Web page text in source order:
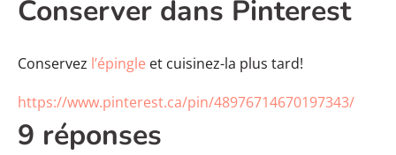
Conserver dans Pinterest
Conservez l’épingle et cuisinez-la plus tard!
https://www.pinterest.ca/pin/48976714670197343/
9 réponses